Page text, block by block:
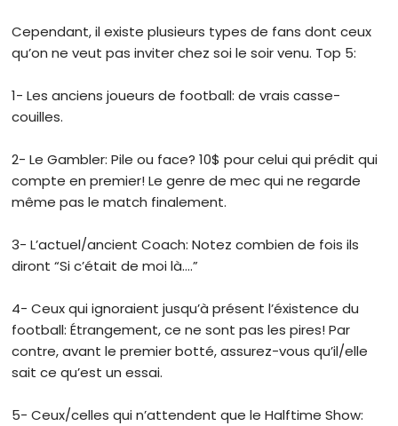
Cependant, il existe plusieurs types de fans dont ceux
qu’on ne veut pas inviter chez soi le soir venu. Top 5:
1- Les anciens joueurs de football: de vrais casse-
couilles.
2- Le Gambler: Pile ou face? 10$ pour celui qui prédit qui
compte en premier! Le genre de mec qui ne regarde
même pas le match finalement.
3- L’actuel/ancient Coach: Notez combien de fois ils
diront “Si c’était de moi là….”
4- Ceux qui ignoraient jusqu’à présent l’éxistence du
football: Étrangement, ce ne sont pas les pires! Par
contre, avant le premier botté, assurez-vous qu’il/elle
sait ce qu’est un essai.
5- Ceux/celles qui n’attendent que le Halftime Show: